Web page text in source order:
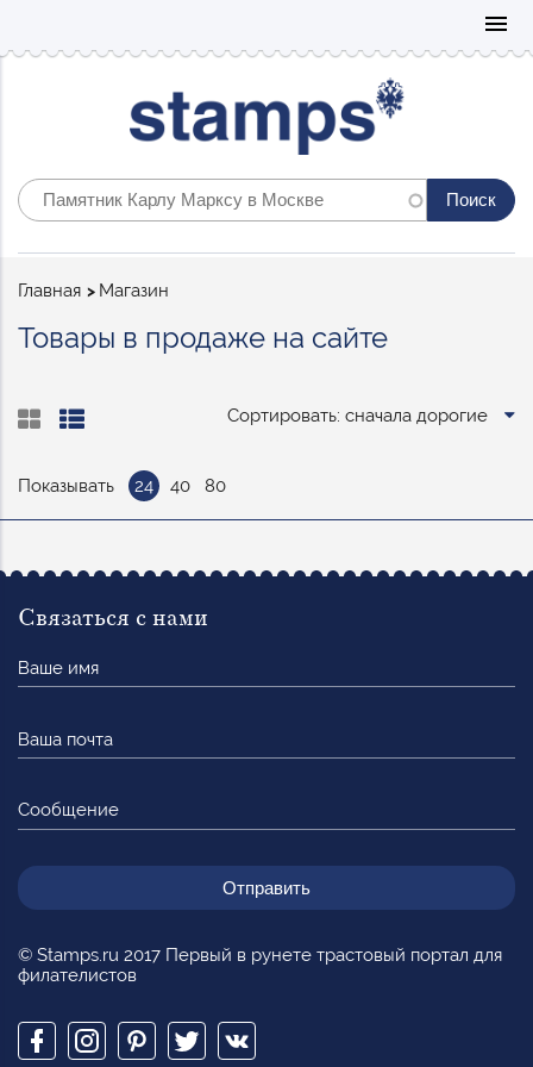
menu
Строка
Главная Магазин
Товары в продаже на сайте
Сортировать: сначала дорогие
Показывать 24 40 80
© Stamps.ru 2017 Первый в рунете трастовый портал для
филателистов
Связаться с нами
имя
почта
Сообщение